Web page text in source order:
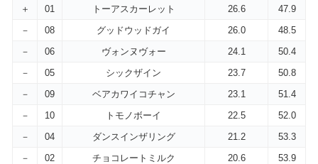
＋
01 トーアスカーレット 26.6
47.9
－
08 グッドウッドガイ 26.0
48.5
－
06 ヴォンヌヴォー 24.1
50.4
－
05 シックザイン 23.7
50.8
－
09 ベアカワイコチャン 23.1
51.4
－
10 トモノボーイ 22.5
52.0
－
04 ダンスインザリング 21.2
53.3
－
02 チョコレートミルク 20.6 53.9